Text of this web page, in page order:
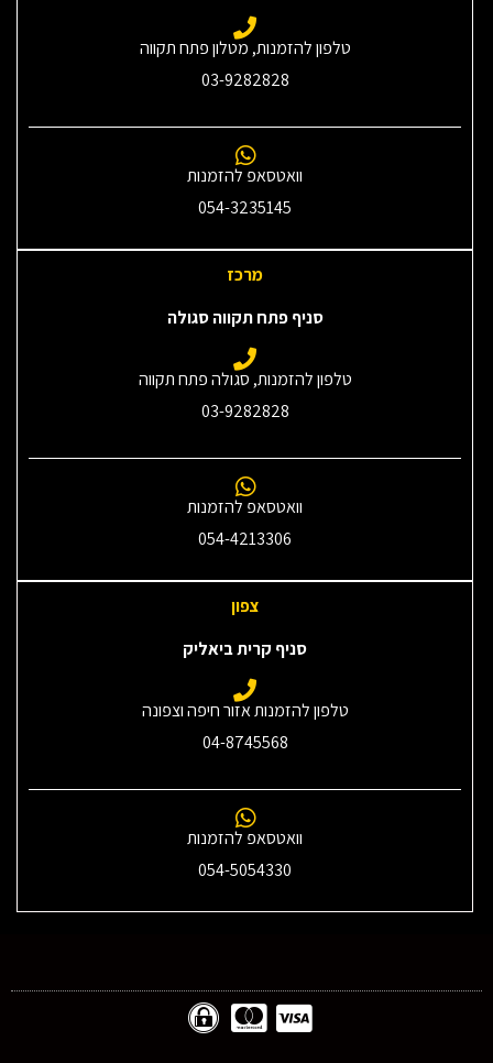
טלפון להזמנות, מטלון פתח תקווה
03-9282828
וואטסאפ להזמנות
054-3235145‎
מרכז
סניף פתח תקווה סגולה
טלפון להזמנות, סגולה פתח תקווה
03-9282828
וואטסאפ להזמנות
054-4213306
צפון
סניף קרית ביאליק
טלפון להזמנות אזור חיפה וצפונה
04-8745568
וואטסאפ להזמנות
054-5054330